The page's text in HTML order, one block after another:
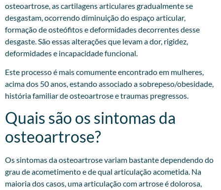
osteoartrose, as cartilagens articulares gradualmente se
desgastam, ocorrendo diminuição do espaço articular,
formação de osteófitos e deformidades decorrentes desse
desgaste. São essas alterações que levam a dor, rigidez,
deformidades e incapacidade funcional.
Este processo é mais comumente encontrado em mulheres,
acima dos 50 anos, estando associado a sobrepeso/obesidade,
história familiar de osteoartrose e traumas pregressos.​
Quais são os sintomas da
osteoartrose?
Os sintomas da osteoartrose variam bastante dependendo do
grau de acometimento e de qual articulação acometida. Na
maioria dos casos, uma articulação com artrose é dolorosa,